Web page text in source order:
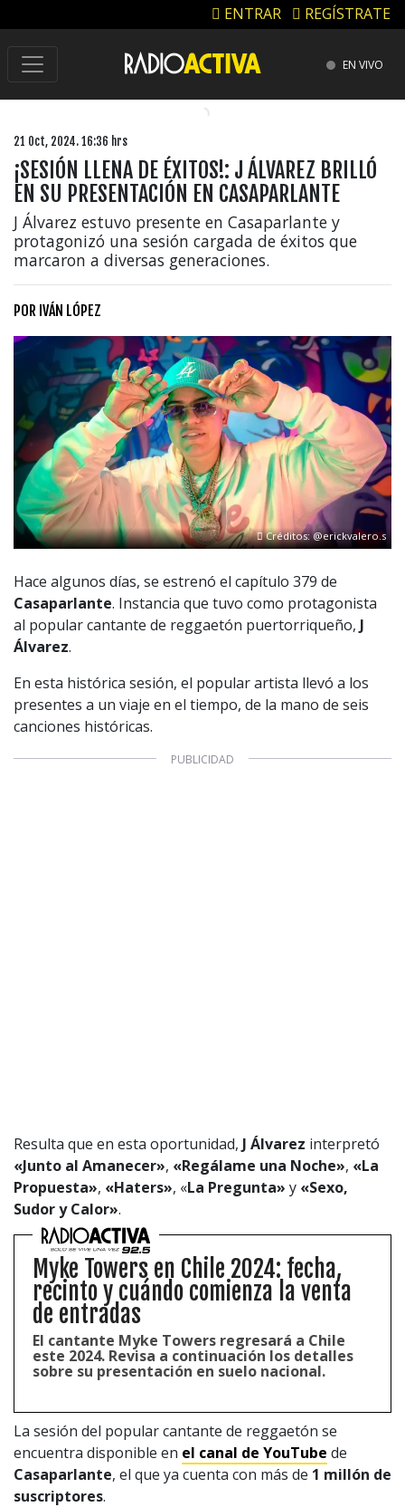
ENTRAR REGÍSTRATE
EN VIVO
21 Oct, 2024. 16:36 hrs
¡SESIÓN LLENA DE ÉXITOS!: J ÁLVAREZ BRILLÓ
EN SU PRESENTACIÓN EN CASAPARLANTE
J Álvarez estuvo presente en Casaparlante y
protagonizó una sesión cargada de éxitos que
marcaron a diversas generaciones.
POR IVÁN LÓPEZ
Créditos: @erickvalero.s
Hace algunos días, se estrenó el capítulo 379 de
Casaparlante. Instancia que tuvo como protagonista
al popular cantante de reggaetón puertorriqueño, J
Álvarez.
En esta histórica sesión, el popular artista llevó a los
presentes a un viaje en el tiempo, de la mano de seis
canciones históricas.
Resulta que en esta oportunidad, J Álvarez interpretó
«Junto al Amanecer», «Regálame una Noche», «La
Propuesta», «Haters», «La Pregunta» y «Sexo,
Sudor y Calor».
Myke Towers en Chile 2024: fecha,
recinto y cuándo comienza la venta
de entradas
El cantante Myke Towers regresará a Chile
este 2024. Revisa a continuación los detalles
sobre su presentación en suelo nacional.
La sesión del popular cantante de reggaetón se
encuentra disponible en el canal de YouTube de
Casaparlante, el que ya cuenta con más de 1 millón de
suscriptores.